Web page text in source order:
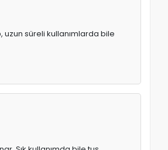
uzun süreli kullanımlarda bile